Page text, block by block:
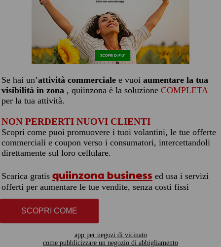
Se hai un’attività commerciale e vuoi aumentare la tua
visibilità in zona , quiinzona è la soluzione COMPLETA
per la tua attività.
NON PERDERTI NUOVI CLIENTI
Scopri come puoi promuovere i tuoi volantini, le tue offerte
commerciali e coupon verso i consumatori, intercettandoli
direttamente sul loro cellulare.
Scarica gratis quiinzona business ed usa i servizi
offerti per aumentare le tue vendite, senza costi fissi
SCOPRI COME
app per negozi di vicinato
come pubblicizzare un negozio di abbigliamento